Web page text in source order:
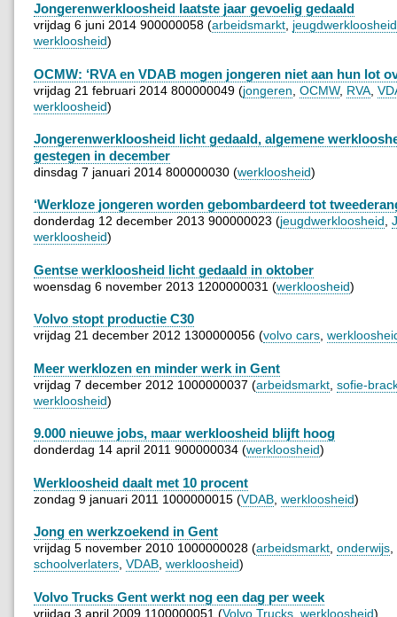
Jongerenwerkloosheid laatste jaar gevoelig gedaald
vrijdag 6 juni 2014 900000058 (arbeidsmarkt jeugdwerkloosheid
werkloosheid)
OCMW: ‘RVA en VDAB mogen jongeren niet aan hun lot
vrijdag 21 februari 2014 800000049 (jongeren OCMW, RVA
werkloosheid)
Jongerenwerkloosheid licht gedaald, algemene
gestegen in december
dinsdag 7 januari 2014 800000030 (werkloosheid)
‘Werkloze jongeren worden gebombardeerd tot
donderdag 12 december 2013 900000023 (jeugdwerkloosheid,
werkloosheid)
Gentse werkloosheid licht gedaald in oktober
woensdag 6 november 2013 1200000031 (werkloosheid)
Volvo stopt productie C30
vrijdag 21 december 2012 1300000056 (volvo cars,
Meer werklozen en minder werk in Gent
vrijdag 7 december 2012 1000000037 (arbeidsmarkt sofie-
werkloosheid)
9.000 nieuwe jobs, maar werkloosheid blijft hoog
donderdag 14 april 2011 900000034 (werkloosheid)
Werkloosheid daalt met 10 procent
zondag 9 januari 2011 1000000015 (VDAB werkloosheid)
Jong en werkzoekend in Gent
vrijdag 5 november 2010 1000000028 (arbeidsmarkt, onderwijs,
schoolverlaters, VDAB, werkloosheid)
Volvo Trucks Gent werkt nog een dag per week
vrijdag 3 april 2009 1100000051 (Volvo Trucks werkloosheid)